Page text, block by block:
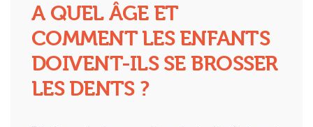
A QUEL ÂGE ET
COMMENT LES ENFANTS
DOIVENT-ILS SE BROSSER
LES DENTS ?